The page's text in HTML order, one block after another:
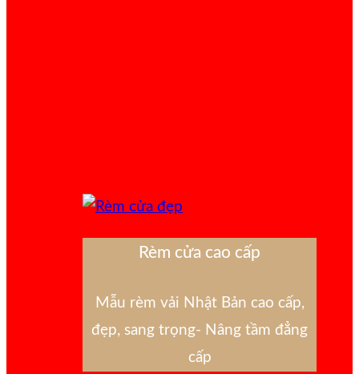
Rèm cửa cao cấp
Mẫu rèm vải Nhật Bản cao cấp,
đẹp, sang trọng- Nâng tầm đẳng
cấp